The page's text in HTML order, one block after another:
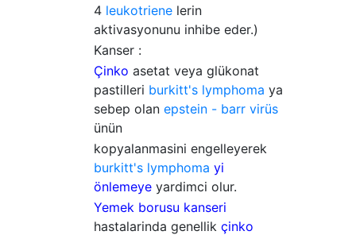
4 leukotriene lerin
aktivasyonunu inhibe eder.)
Kanser :
Çinko asetat veya glükonat
pastilleri burkitt's lymphoma ya
sebep olan epstein - barr virüs
ünün
kopyalanmasini engelleyerek
burkitt's lymphoma yi
önlemeye yardimci olur.
Yemek borusu kanseri
hastalarinda genellik çinko